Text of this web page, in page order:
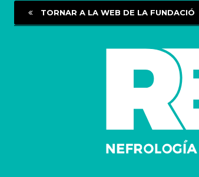
TORNAR A LA WEB DE LA FUNDACIÓ